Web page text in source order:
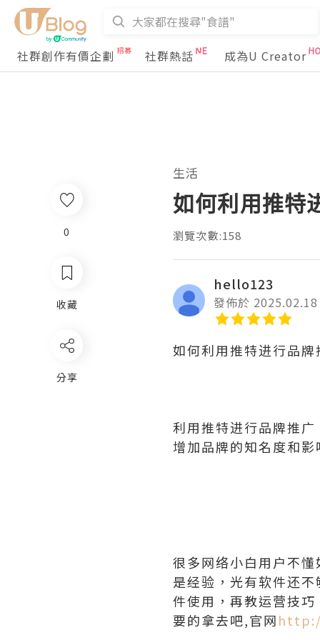
社群創作有價企劃 社群熱話 成為U Creator
生活
如何利用推特
瀏覽次數:158
hello123
發佈於 2025.02.18
如何利用推特进行品牌
利用推特进行品牌推
增加品牌的知名度和
很多网络小白用户不
是经验，光有软件还
件使用，再教运营技
要的拿去吧,官网
0
收藏
分享